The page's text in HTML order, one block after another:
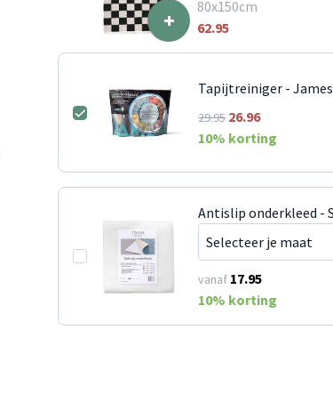
+
80x150cm
62.95
Tapijtreiniger -
29.95 26.96
10% korting
Antislip onderkleed -
vanaf 17.95
10% korting